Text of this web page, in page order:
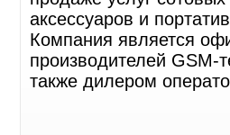
аксессуаров и
Компания является
производителей GSM-
также дилером